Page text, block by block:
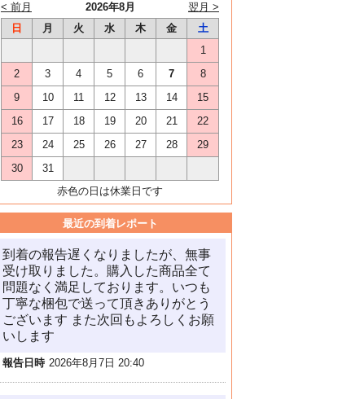
2026年8月
< 前月
翌月 >
日
月 火 水 木 金
土
1
2
3 4 5 6 7
8
9
10 11 12 13 14
15
16
17 18 19 20 21
22
23
24 25 26 27 28
29
30
31
赤色の日は休業日です
最近の到着レポート
到着の報告遅くなりましたが、無事
受け取りました。購入した商品全て
問題なく満足しております。いつも
丁寧な梱包で送って頂きありがとう
ございます また次回もよろしくお願
いします
報告日時 2026年8月7日 20:40